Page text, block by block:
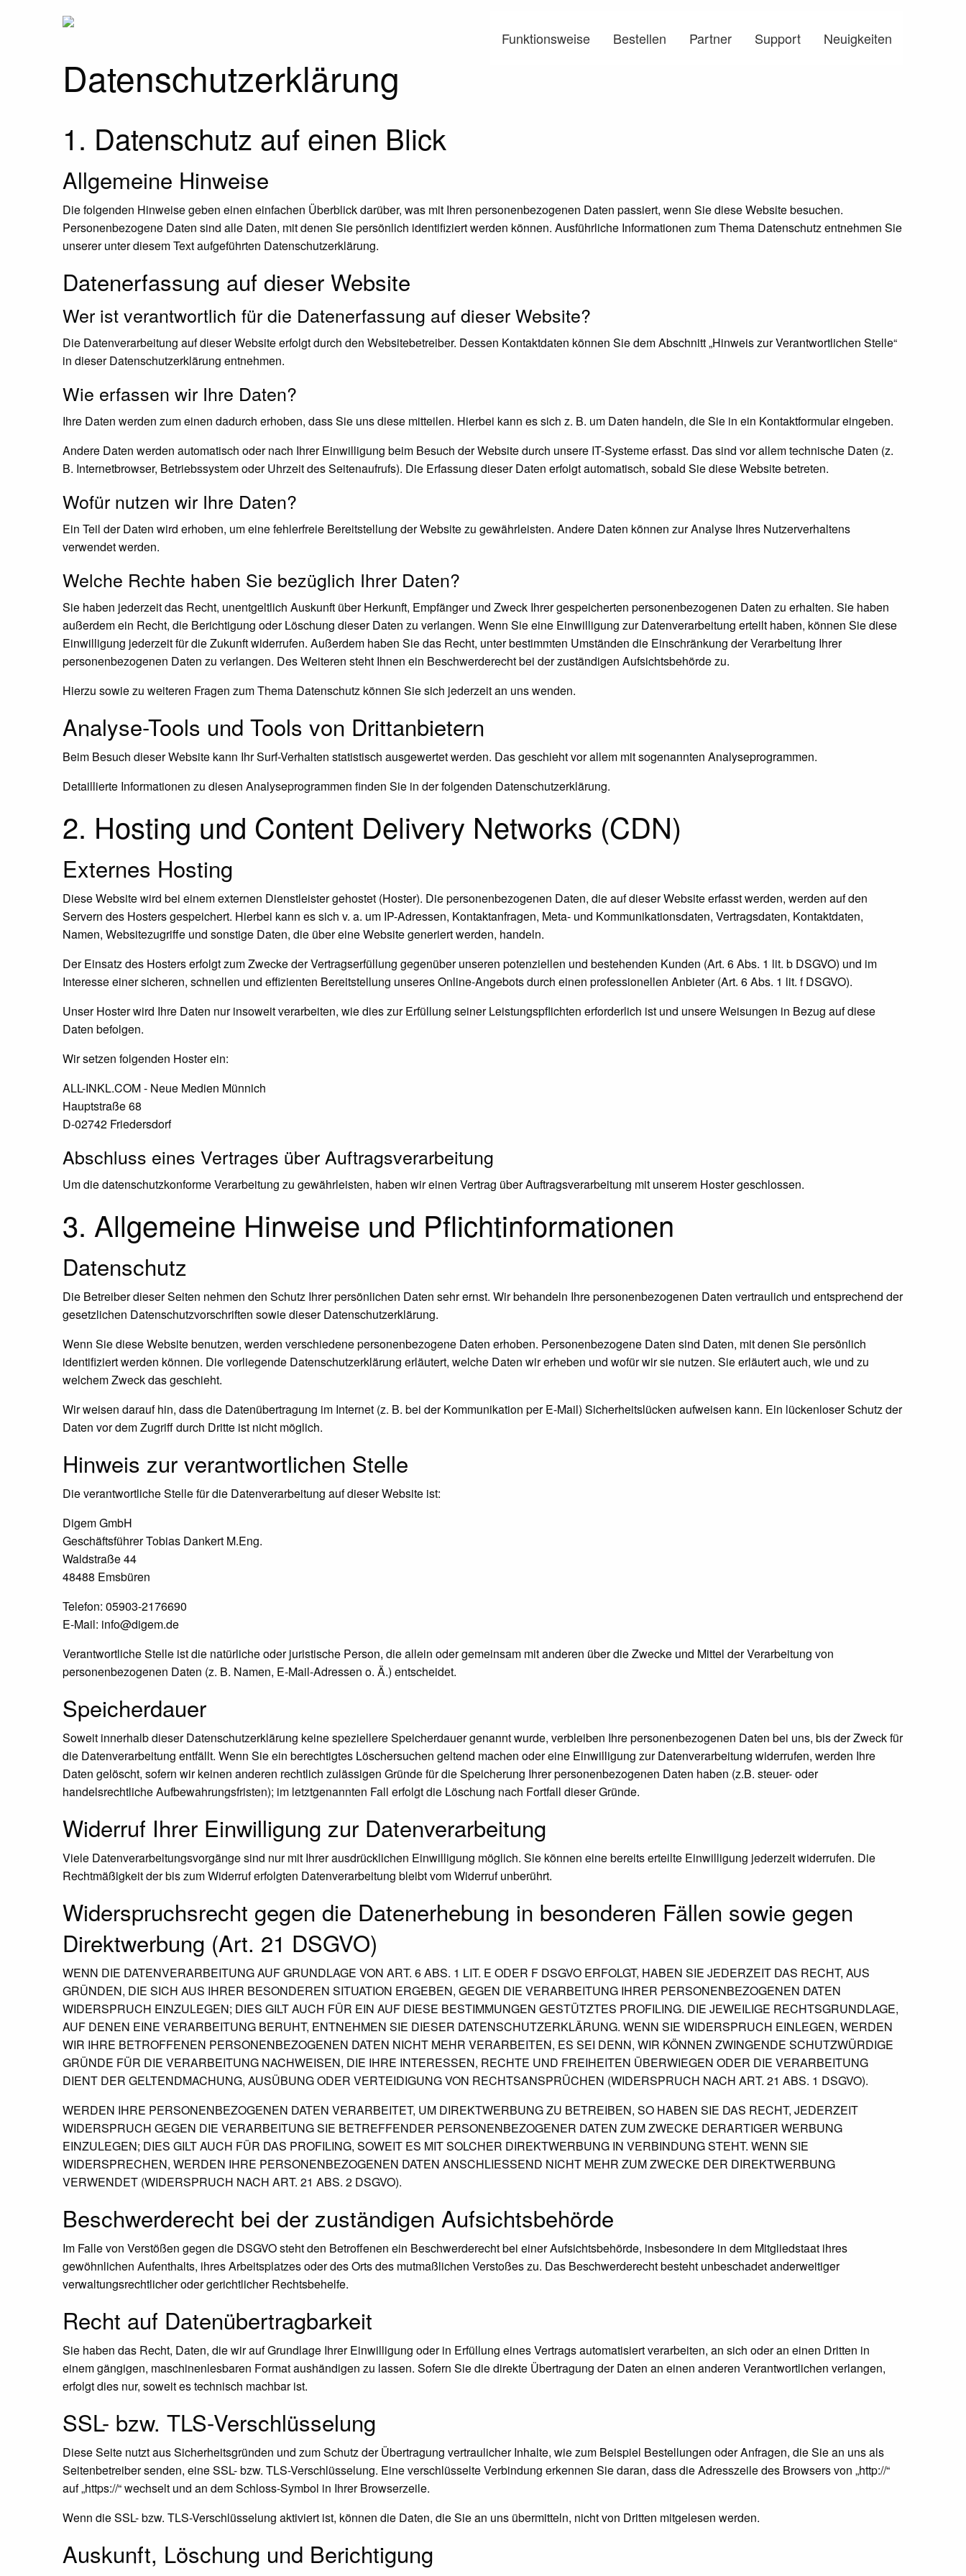
Funktionsweise Bestellen Partner Support Neuigkeiten
Datenschutz­erklärung
1. Datenschutz auf einen Blick
Allgemeine Hinweise
Die folgenden Hinweise geben einen einfachen Überblick darüber, was mit Ihren personenbezogenen Daten passiert, wenn Sie diese Website besuchen.
Personenbezogene Daten sind alle Daten, mit denen Sie persönlich identifiziert werden können. Ausführliche Informationen zum Thema Datenschutz entnehmen Sie
unserer unter diesem Text aufgeführten Datenschutzerklärung.
Datenerfassung auf dieser Website
Wer ist verantwortlich für die Datenerfassung auf dieser Website?
Die Datenverarbeitung auf dieser Website erfolgt durch den Websitebetreiber. Dessen Kontaktdaten können Sie dem Abschnitt „Hinweis zur Verantwortlichen Stelle“
in dieser Datenschutzerklärung entnehmen.
Wie erfassen wir Ihre Daten?
Ihre Daten werden zum einen dadurch erhoben, dass Sie uns diese mitteilen. Hierbei kann es sich z. B. um Daten handeln, die Sie in ein Kontaktformular eingeben.
Andere Daten werden automatisch oder nach Ihrer Einwilligung beim Besuch der Website durch unsere IT-Systeme erfasst. Das sind vor allem technische Daten (z.
B. Internetbrowser, Betriebssystem oder Uhrzeit des Seitenaufrufs). Die Erfassung dieser Daten erfolgt automatisch, sobald Sie diese Website betreten.
Wofür nutzen wir Ihre Daten?
Ein Teil der Daten wird erhoben, um eine fehlerfreie Bereitstellung der Website zu gewährleisten. Andere Daten können zur Analyse Ihres Nutzerverhaltens
verwendet werden.
Welche Rechte haben Sie bezüglich Ihrer Daten?
Sie haben jederzeit das Recht, unentgeltlich Auskunft über Herkunft, Empfänger und Zweck Ihrer gespeicherten personenbezogenen Daten zu erhalten. Sie haben
außerdem ein Recht, die Berichtigung oder Löschung dieser Daten zu verlangen. Wenn Sie eine Einwilligung zur Datenverarbeitung erteilt haben, können Sie diese
Einwilligung jederzeit für die Zukunft widerrufen. Außerdem haben Sie das Recht, unter bestimmten Umständen die Einschränkung der Verarbeitung Ihrer
personenbezogenen Daten zu verlangen. Des Weiteren steht Ihnen ein Beschwerderecht bei der zuständigen Aufsichtsbehörde zu.
Hierzu sowie zu weiteren Fragen zum Thema Datenschutz können Sie sich jederzeit an uns wenden.
Analyse-Tools und Tools von Dritt­anbietern
Beim Besuch dieser Website kann Ihr Surf-Verhalten statistisch ausgewertet werden. Das geschieht vor allem mit sogenannten Analyseprogrammen.
Detaillierte Informationen zu diesen Analyseprogrammen finden Sie in der folgenden Datenschutzerklärung.
2. Hosting und Content Delivery Networks (CDN)
Externes Hosting
Diese Website wird bei einem externen Dienstleister gehostet (Hoster). Die personenbezogenen Daten, die auf dieser Website erfasst werden, werden auf den
Servern des Hosters gespeichert. Hierbei kann es sich v. a. um IP-Adressen, Kontaktanfragen, Meta- und Kommunikationsdaten, Vertragsdaten, Kontaktdaten,
Namen, Websitezugriffe und sonstige Daten, die über eine Website generiert werden, handeln.
Der Einsatz des Hosters erfolgt zum Zwecke der Vertragserfüllung gegenüber unseren potenziellen und bestehenden Kunden (Art. 6 Abs. 1 lit. b DSGVO) und im
Interesse einer sicheren, schnellen und effizienten Bereitstellung unseres Online-Angebots durch einen professionellen Anbieter (Art. 6 Abs. 1 lit. f DSGVO).
Unser Hoster wird Ihre Daten nur insoweit verarbeiten, wie dies zur Erfüllung seiner Leistungspflichten erforderlich ist und unsere Weisungen in Bezug auf diese
Daten befolgen.
Wir setzen folgenden Hoster ein:
ALL-INKL.COM - Neue Medien Münnich
Hauptstraße 68
D-02742 Friedersdorf
Abschluss eines Vertrages über Auftragsverarbeitung
Um die datenschutzkonforme Verarbeitung zu gewährleisten, haben wir einen Vertrag über Auftragsverarbeitung mit unserem Hoster geschlossen.
3. Allgemeine Hinweise und Pflicht­informationen
Datenschutz
Die Betreiber dieser Seiten nehmen den Schutz Ihrer persönlichen Daten sehr ernst. Wir behandeln Ihre personenbezogenen Daten vertraulich und entsprechend der
gesetzlichen Datenschutzvorschriften sowie dieser Datenschutzerklärung.
Wenn Sie diese Website benutzen, werden verschiedene personenbezogene Daten erhoben. Personenbezogene Daten sind Daten, mit denen Sie persönlich
identifiziert werden können. Die vorliegende Datenschutzerklärung erläutert, welche Daten wir erheben und wofür wir sie nutzen. Sie erläutert auch, wie und zu
welchem Zweck das geschieht.
Wir weisen darauf hin, dass die Datenübertragung im Internet (z. B. bei der Kommunikation per E-Mail) Sicherheitslücken aufweisen kann. Ein lückenloser Schutz der
Daten vor dem Zugriff durch Dritte ist nicht möglich.
Hinweis zur verantwortlichen Stelle
Die verantwortliche Stelle für die Datenverarbeitung auf dieser Website ist:
Digem GmbH
Geschäftsführer Tobias Dankert M.Eng.
Waldstraße 44
48488 Emsbüren
Telefon: 05903-2176690
E-Mail: info@digem.de
Verantwortliche Stelle ist die natürliche oder juristische Person, die allein oder gemeinsam mit anderen über die Zwecke und Mittel der Verarbeitung von
personenbezogenen Daten (z. B. Namen, E-Mail-Adressen o. Ä.) entscheidet.
Speicherdauer
Soweit innerhalb dieser Datenschutzerklärung keine speziellere Speicherdauer genannt wurde, verbleiben Ihre personenbezogenen Daten bei uns, bis der Zweck für
die Datenverarbeitung entfällt. Wenn Sie ein berechtigtes Löschersuchen geltend machen oder eine Einwilligung zur Datenverarbeitung widerrufen, werden Ihre
Daten gelöscht, sofern wir keinen anderen rechtlich zulässigen Gründe für die Speicherung Ihrer personenbezogenen Daten haben (z.B. steuer- oder
handelsrechtliche Aufbewahrungsfristen); im letztgenannten Fall erfolgt die Löschung nach Fortfall dieser Gründe.
Widerruf Ihrer Einwilligung zur Datenverarbeitung
Viele Datenverarbeitungsvorgänge sind nur mit Ihrer ausdrücklichen Einwilligung möglich. Sie können eine bereits erteilte Einwilligung jederzeit widerrufen. Die
Rechtmäßigkeit der bis zum Widerruf erfolgten Datenverarbeitung bleibt vom Widerruf unberührt.
Widerspruchsrecht gegen die Datenerhebung in besonderen Fällen sowie gegen
Direktwerbung (Art. 21 DSGVO)
WENN DIE DATENVERARBEITUNG AUF GRUNDLAGE VON ART. 6 ABS. 1 LIT. E ODER F DSGVO ERFOLGT, HABEN SIE JEDERZEIT DAS RECHT, AUS
GRÜNDEN, DIE SICH AUS IHRER BESONDEREN SITUATION ERGEBEN, GEGEN DIE VERARBEITUNG IHRER PERSONENBEZOGENEN DATEN
WIDERSPRUCH EINZULEGEN; DIES GILT AUCH FÜR EIN AUF DIESE BESTIMMUNGEN GESTÜTZTES PROFILING. DIE JEWEILIGE RECHTSGRUNDLAGE,
AUF DENEN EINE VERARBEITUNG BERUHT, ENTNEHMEN SIE DIESER DATENSCHUTZERKLÄRUNG. WENN SIE WIDERSPRUCH EINLEGEN, WERDEN
WIR IHRE BETROFFENEN PERSONENBEZOGENEN DATEN NICHT MEHR VERARBEITEN, ES SEI DENN, WIR KÖNNEN ZWINGENDE SCHUTZWÜRDIGE
GRÜNDE FÜR DIE VERARBEITUNG NACHWEISEN, DIE IHRE INTERESSEN, RECHTE UND FREIHEITEN ÜBERWIEGEN ODER DIE VERARBEITUNG
DIENT DER GELTENDMACHUNG, AUSÜBUNG ODER VERTEIDIGUNG VON RECHTSANSPRÜCHEN (WIDERSPRUCH NACH ART. 21 ABS. 1 DSGVO).
WERDEN IHRE PERSONENBEZOGENEN DATEN VERARBEITET, UM DIREKTWERBUNG ZU BETREIBEN, SO HABEN SIE DAS RECHT, JEDERZEIT
WIDERSPRUCH GEGEN DIE VERARBEITUNG SIE BETREFFENDER PERSONENBEZOGENER DATEN ZUM ZWECKE DERARTIGER WERBUNG
EINZULEGEN; DIES GILT AUCH FÜR DAS PROFILING, SOWEIT ES MIT SOLCHER DIREKTWERBUNG IN VERBINDUNG STEHT. WENN SIE
WIDERSPRECHEN, WERDEN IHRE PERSONENBEZOGENEN DATEN ANSCHLIESSEND NICHT MEHR ZUM ZWECKE DER DIREKTWERBUNG
VERWENDET (WIDERSPRUCH NACH ART. 21 ABS. 2 DSGVO).
Beschwerde­recht bei der zuständigen Aufsichts­behörde
Im Falle von Verstößen gegen die DSGVO steht den Betroffenen ein Beschwerderecht bei einer Aufsichtsbehörde, insbesondere in dem Mitgliedstaat ihres
gewöhnlichen Aufenthalts, ihres Arbeitsplatzes oder des Orts des mutmaßlichen Verstoßes zu. Das Beschwerderecht besteht unbeschadet anderweitiger
verwaltungsrechtlicher oder gerichtlicher Rechtsbehelfe.
Recht auf Daten­übertrag­barkeit
Sie haben das Recht, Daten, die wir auf Grundlage Ihrer Einwilligung oder in Erfüllung eines Vertrags automatisiert verarbeiten, an sich oder an einen Dritten in
einem gängigen, maschinenlesbaren Format aushändigen zu lassen. Sofern Sie die direkte Übertragung der Daten an einen anderen Verantwortlichen verlangen,
erfolgt dies nur, soweit es technisch machbar ist.
SSL- bzw. TLS-Verschlüsselung
Diese Seite nutzt aus Sicherheitsgründen und zum Schutz der Übertragung vertraulicher Inhalte, wie zum Beispiel Bestellungen oder Anfragen, die Sie an uns als
Seitenbetreiber senden, eine SSL- bzw. TLS-Verschlüsselung. Eine verschlüsselte Verbindung erkennen Sie daran, dass die Adresszeile des Browsers von „http://“
auf „https://“ wechselt und an dem Schloss-Symbol in Ihrer Browserzeile.
Wenn die SSL- bzw. TLS-Verschlüsselung aktiviert ist, können die Daten, die Sie an uns übermitteln, nicht von Dritten mitgelesen werden.
Auskunft, Löschung und Berichtigung